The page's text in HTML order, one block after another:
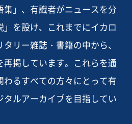
」、有識者がニュースを分
を設け、これまでにイカロ
リー雑誌・書籍の中から、
再掲しています。これらを通
わるすべての方々にとって有
タルアーカイブを目指してい